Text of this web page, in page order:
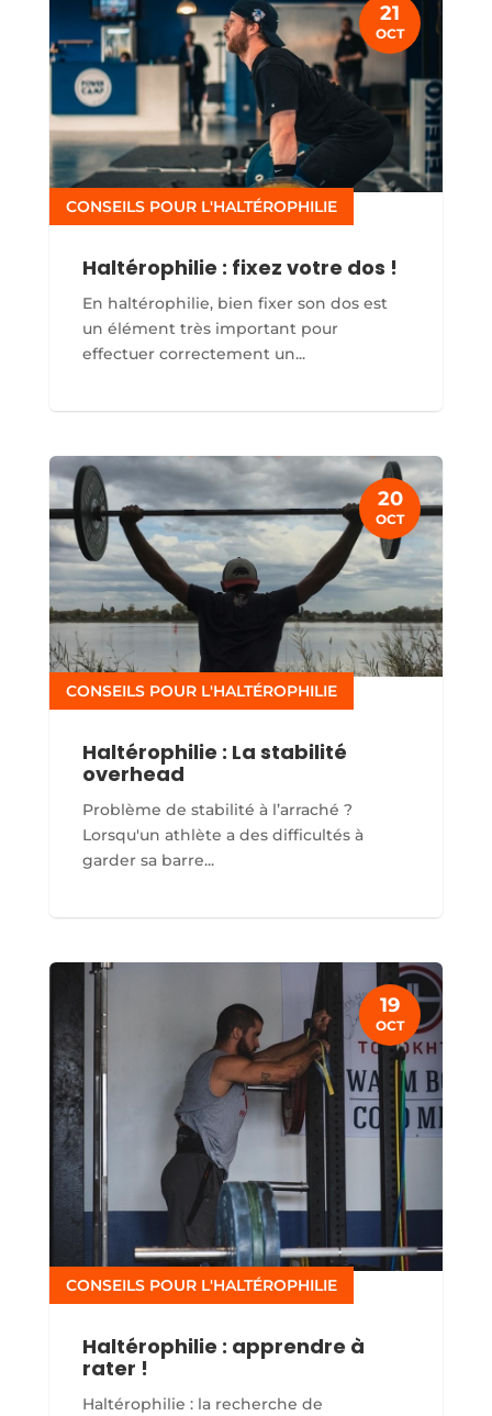
Haltérophilie : fixez votre dos !
CONSEILS POUR L'HALTÉROPHILIE
En haltérophilie, bien fixer son dos est
un élément très important pour
effectuer correctement un...
21
OCT
Haltérophilie : La stabilité
overhead
CONSEILS POUR L'HALTÉROPHILIE
Problème de stabilité à l’arraché ?
Lorsqu'un athlète a des difficultés à
garder sa barre...
20
OCT
Haltérophilie : apprendre à
rater !
CONSEILS POUR L'HALTÉROPHILIE
Haltérophilie : la recherche de
19
OCT